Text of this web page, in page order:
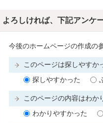
よろしければ、下記アンケ
今後のホームページの作成の
このページは探しやす
探しやすかった
このページの内容はわ
わかりやすかった